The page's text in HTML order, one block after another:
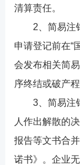
清算责任。
2、简易注
申请登记前在“
会发布相关简
序终结或破产
3、简易注
人作出解散的
报告等文书合
诺书》。企业